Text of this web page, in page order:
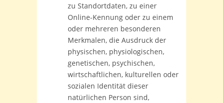
zu Standortdaten, zu einer
Online-Kennung oder zu einem
oder mehreren besonderen
Merkmalen, die Ausdruck der
physischen, physiologischen,
genetischen, psychischen,
wirtschaftlichen, kulturellen oder
sozialen Identität dieser
natürlichen Person sind,